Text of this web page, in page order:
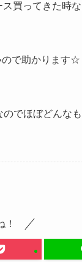
買ってきた時
ので助かります☆
でほぼどんな